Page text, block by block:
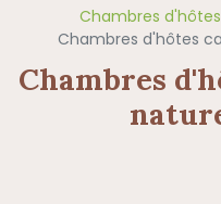
Chambres
Chambres d'hôtes
Chambres